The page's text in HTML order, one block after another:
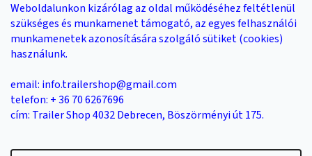
Weboldalunkon kizárólag az oldal működéséhez feltétlenül
szükséges és munkamenet támogató, az egyes felhasználói
munkamenetek azonosítására szolgáló sütiket (cookies)
használunk.
email: info.trailershop@gmail.com
telefon: + 36 70 6267696
cím: Trailer Shop 4032 Debrecen, Böszörményi út 175.
KERESÉS